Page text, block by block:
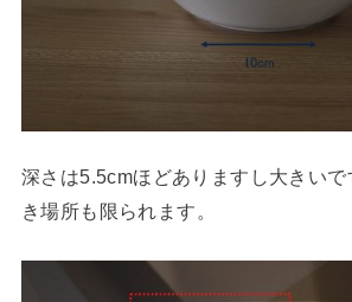
深さは5.5cmほどありますし大きい
き場所も限られます。